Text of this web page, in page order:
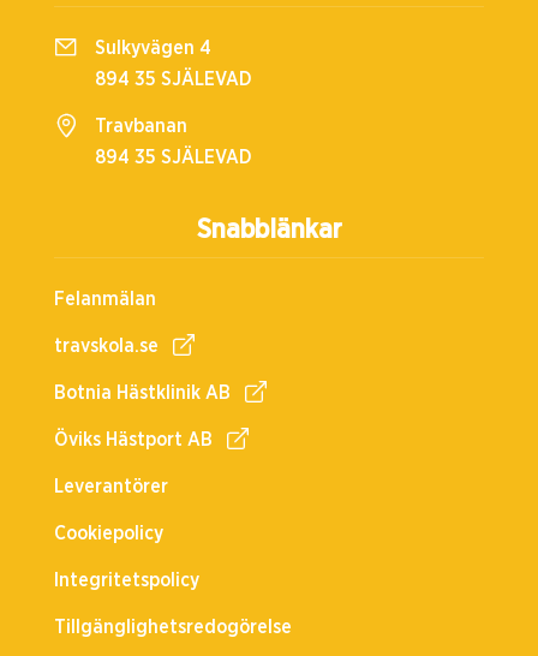
Snabblänkar
Felanmälan
travskola.se
Botnia Hästklinik AB
Öviks Hästport AB
Leverantörer
Cookiepolicy
Integritetspolicy
Tillgänglighetsredogörelse
Sulkyvägen 4
894 35 SJÄLEVAD
Travbanan
894 35 SJÄLEVAD